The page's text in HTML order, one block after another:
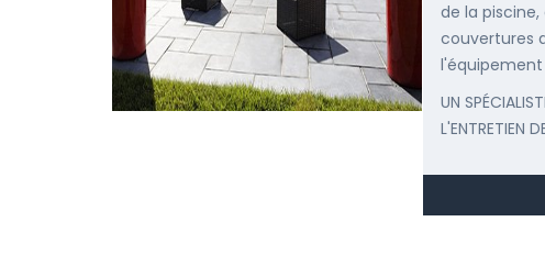
de la
couvertures
UN
L'ENTRETIEN